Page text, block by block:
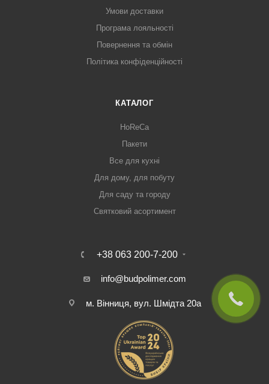
Умови доставки
Програма лояльності
Повернення та обмін
Політика конфіденційності
КАТАЛОГ
HoReCa
Пакети
Все для кухні
Для дому, для побуту
Для саду та городу
Святковий асортимент
+38 063 200-7-200
info@budpolimer.com
м. Вінниця, вул. Шмідта 20а